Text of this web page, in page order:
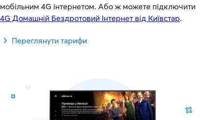
мобільним 4G інтернетом. Або ж можете підключити
4G Домашній Бездротовий Інтернет від Київстар.
Переглянути тарифи